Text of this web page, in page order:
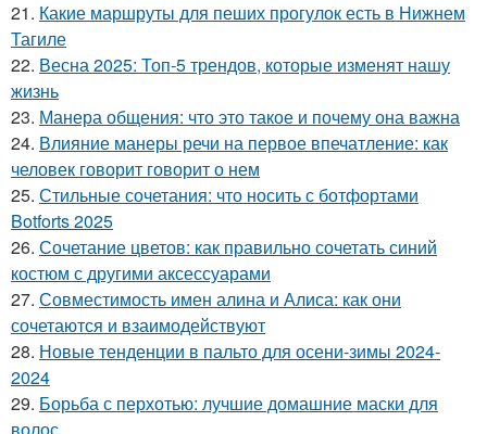
21. Какие маршруты для пеших прогулок есть в Нижнем
Тагиле
22. Весна 2025: Топ-5 трендов, которые изменят нашу
жизнь
23. Манера общения: что это такое и почему она важна
24. Влияние манеры речи на первое впечатление: как
человек говорит говорит о нем
25. Стильные сочетания: что носить с ботфортами
Botforts 2025
26. Сочетание цветов: как правильно сочетать синий
костюм с другими аксессуарами
27. Совместимость имен алина и Алиса: как они
сочетаются и взаимодействуют
28. Новые тенденции в пальто для осени-зимы 2024-
2024
29. Борьба с перхотью: лучшие домашние маски для